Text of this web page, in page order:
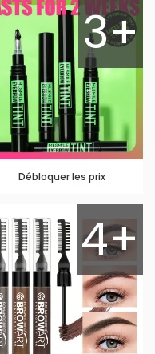
3+
Débloquer les prix
4+